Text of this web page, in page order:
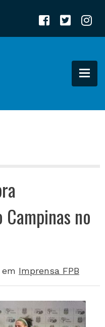
no
em Imprensa FPB